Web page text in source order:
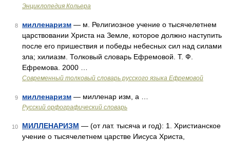
Энциклопедия Кольера
8 милленаризм — м. Религиозное учение о тысячелетнем
царствовании Христа на Земле, которое должно наступить
после его пришествия и победы небесных сил над силами
зла; хилиазм. Толковый словарь Ефремовой. Т. Ф.
Ефремова. 2000 …
Современный толковый словарь русского языка Ефремовой
9 милленаризм — милленар изм, а …
Русский орфографический словарь
10 МИЛЛЕНАРИЗМ — (от лат. тысяча и год): 1. Христианское
учение о тысячелетнем царстве Иисуса Христа,